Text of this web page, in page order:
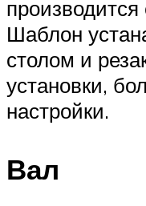
Шаблон
столом и
установки,
настройки.
Вал